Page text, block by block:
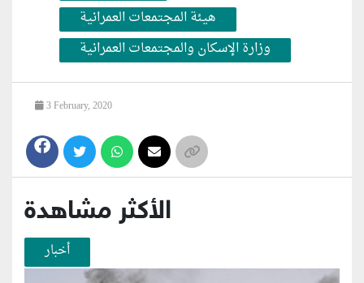
هيئة المجتمعات العمرانية
وزارة الإسكان والمجتمعات العمرانية
3 February, 2020
الأكثر مشاهدة
أخبار